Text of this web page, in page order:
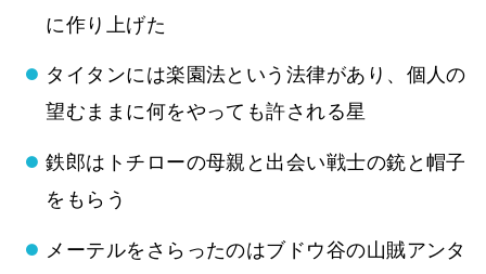
に作り上げた
タイタンには楽園法という法律があり、個人の
望むままに何をやっても許される星
鉄郎はトチローの母親と出会い戦士の銃と帽子
をもらう
メーテルをさらったのはブドウ谷の山賊アンタ